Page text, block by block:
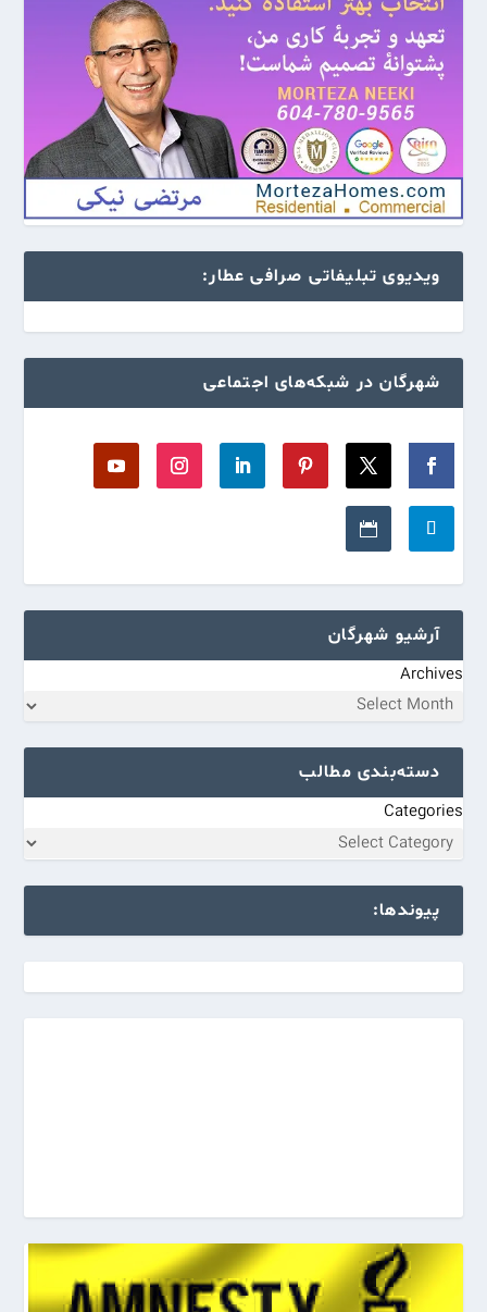
ویدیوی تبلیفاتی صرافی عطار:
شهرگان در شبکه‌های اجتماعی
آرشیو شهرگان
Archives
دسته‌بندی مطالب
Categories
پیوندها: